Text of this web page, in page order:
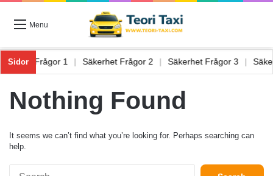
Menu
Sidor
Säkerhet Frågor 1 Säkerhet Frågor 2 Säkerhet Frågor 3
Nothing Found
It seems we can’t find what you’re looking for. Perhaps searching can
help.
Search